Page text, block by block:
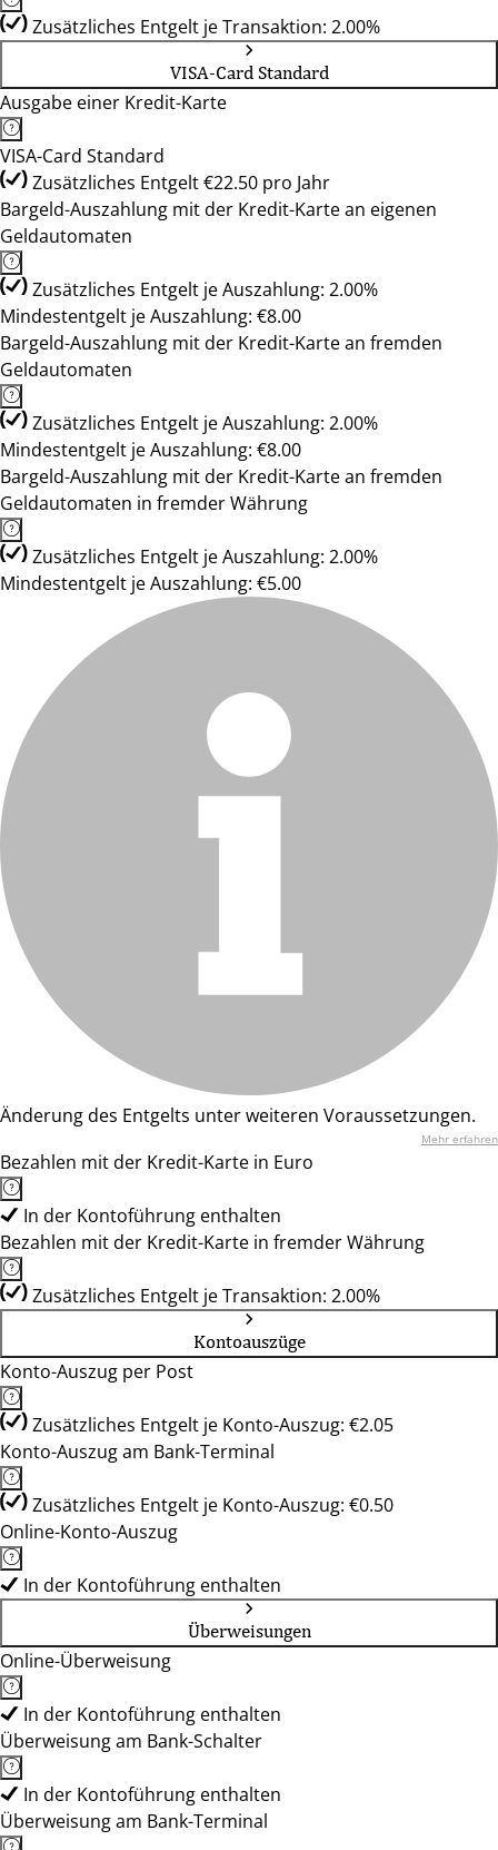
Zusätzliches Entgelt je Transaktion: 2.00%
VISA-Card Standard
Ausgabe einer Kredit-Karte
VISA-Card Standard
Zusätzliches Entgelt €22.50 pro Jahr
Bargeld-Auszahlung mit der Kredit-Karte an eigenen
Geldautomaten
Zusätzliches Entgelt je Auszahlung: 2.00%
Mindestentgelt je Auszahlung: €8.00
Bargeld-Auszahlung mit der Kredit-Karte an fremden
Geldautomaten
Zusätzliches Entgelt je Auszahlung: 2.00%
Mindestentgelt je Auszahlung: €8.00
Bargeld-Auszahlung mit der Kredit-Karte an fremden
Geldautomaten in fremder Währung
Zusätzliches Entgelt je Auszahlung: 2.00%
Mindestentgelt je Auszahlung: €5.00
Änderung des Entgelts unter weiteren Voraussetzungen.
Mehr erfahren
Bezahlen mit der Kredit-Karte in Euro
In der Kontoführung enthalten
Bezahlen mit der Kredit-Karte in fremder Währung
Zusätzliches Entgelt je Transaktion: 2.00%
Kontoauszüge
Konto-Auszug per Post
Zusätzliches Entgelt je Konto-Auszug: €2.05
Konto-Auszug am Bank-Terminal
Zusätzliches Entgelt je Konto-Auszug: €0.50
Online-Konto-Auszug
In der Kontoführung enthalten
Überweisungen
Online-Überweisung
In der Kontoführung enthalten
Überweisung am Bank-Schalter
In der Kontoführung enthalten
Überweisung am Bank-Terminal